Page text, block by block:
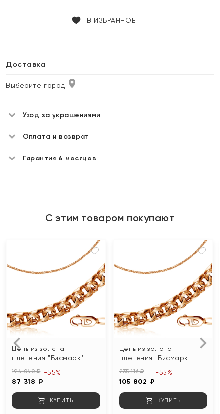
В ИЗБРАННОЕ
Доставка
Выберите город
Уход за украшениями
Оплата и возврат
Гарантия 6 месяцев
С этим товаром покупают
Цепь из золота
плетения "Бисмарк"
194 040 ₽
87 318 ₽
-55%
КУПИТЬ
Цепь из золота
плетения "Бисмарк"
235 116 ₽
105 802 ₽
-55%
КУПИТЬ